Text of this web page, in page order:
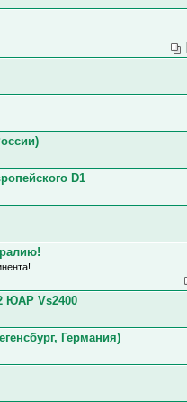
D1
ЮАР Vs2400
Германия)